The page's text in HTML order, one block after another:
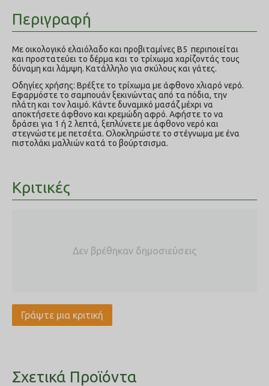
Περιγραφή
Με οικολογικό ελαιόλαδο και προβιταμίνες Β5 περιποιείται
και προστατεύει το δέρμα και το τρίχωμα χαρίζοντάς τους
δύναμη και λάμψη. Κατάλληλο για σκύλους και γάτες.
Οδηγίες χρήσης: Βρέξτε το τρίχωμα με άφθονο χλιαρό νερό.
Εφαρμόστε το σαμπουάν ξεκινώντας από τα πόδια, την
πλάτη και τον λαιμό. Κάντε δυναμικό μασάζ μέχρι να
αποκτήσετε άφθονο και κρεμώδη αφρό. Αφήστε το να
δράσει για 1 ή 2 λεπτά, ξεπλύνετε με άφθονο νερό και
στεγνώστε με πετσέτα. Ολοκληρώστε το στέγνωμα με ένα
πιστολάκι μαλλιών κατά το βούρτσισμα.
Κριτικές
Δεν βρέθηκαν δημοσιεύσεις
Γράψτε μια κριτική
Σχετικά Προϊόντα